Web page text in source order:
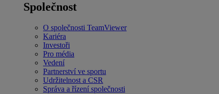
Společnost
O společnosti TeamViewer
Kariéra
Investoři
Pro média
Vedení
Partnerství ve sportu
Udržitelnost a CSR
Správa a řízení společnosti